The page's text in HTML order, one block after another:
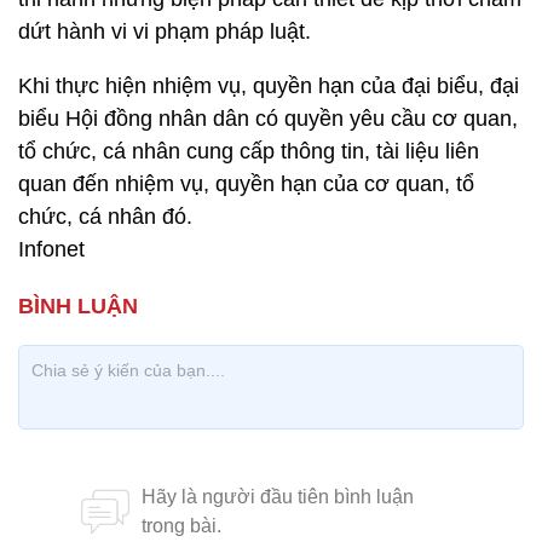
dứt hành vi vi phạm pháp luật.
Khi thực hiện nhiệm vụ, quyền hạn của đại biểu, đại
biểu Hội đồng nhân dân có quyền yêu cầu cơ quan,
tổ chức, cá nhân cung cấp thông tin, tài liệu liên
quan đến nhiệm vụ, quyền hạn của cơ quan, tổ
chức, cá nhân đó.
Infonet